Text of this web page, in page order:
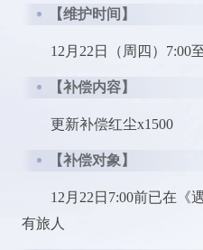
【维护时间】
12月22日（周四）7:00至
【补偿内容】
更新补偿红尘x1500
【补偿对象】
12月22日7:00前已在《
有旅人